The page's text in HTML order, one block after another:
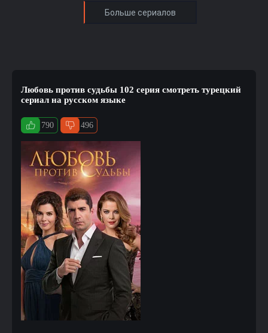
Любовь против судьбы 102 серия смотреть турецкий
сериал на русском языке
790 496